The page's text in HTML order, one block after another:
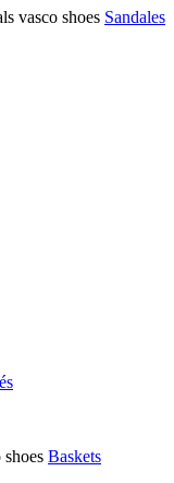
Sandales
Baskets